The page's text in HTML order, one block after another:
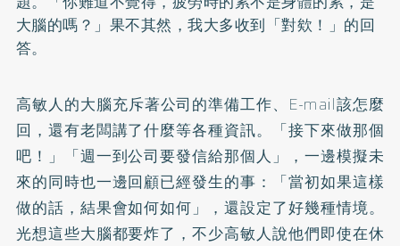
大腦的嗎？」果不其然，我大多收到「對欸！」的回
答。
高敏人的大腦充斥著公司的準備工作、E-mail該怎麼
回，還有老闆講了什麼等各種資訊。「接下來做那個
吧！」「週一到公司要發信給那個人」，一邊模擬未
來的同時也一邊回顧已經發生的事：「當初如果這樣
做的話，結果會如何如何」，還設定了好幾種情境。
光想這些大腦都要炸了，不少高敏人說他們即使在休